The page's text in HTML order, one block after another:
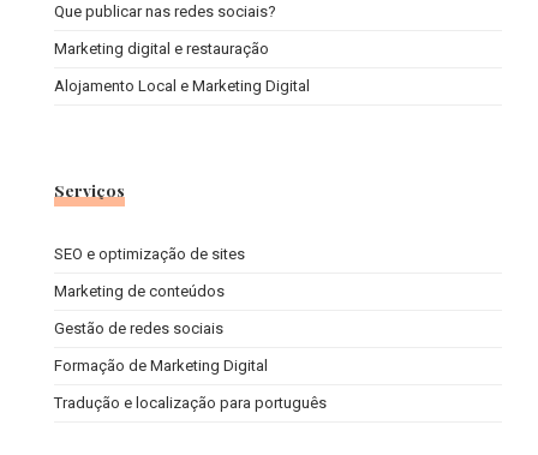
Que publicar nas redes sociais?
Marketing digital e restauração
Alojamento Local e Marketing Digital
Serviços
SEO e optimização de sites
Marketing de conteúdos
Gestão de redes sociais
Formação de Marketing Digital
Tradução e localização para português